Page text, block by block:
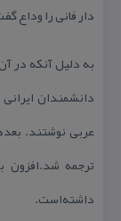
دار فانی را وداع
به دلیل آنكه در
دانشمندان
عربی نوشتند.
ترجمه شد.‏افزون
داشته‌است.